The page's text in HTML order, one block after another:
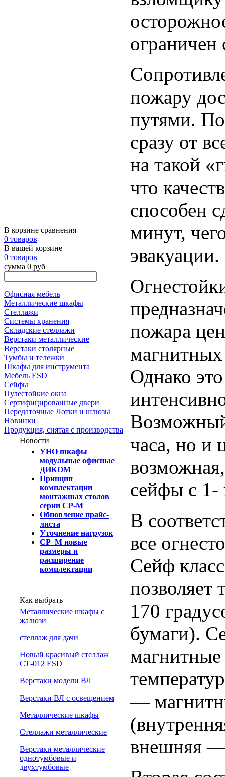
В корзине сравнения
0 товаров
В вашей корзине
0 товаров
сумма 0 руб
Офисная мебель
Металлические шкафы
Стеллажи
Системы хранения
Складские стеллажи
Верстаки металлические
Верстаки столярные
Тумбы и тележки
Шкафы для инструмента
Мебель ESD
Сейфы
Пулестойкие окна
Сертифицированные двери
Передаточные Лотки и шлюзы
Новинки
Продукция, снятая с производства
Новости
УНО шкафы
модульные офисные
ДИКОМ
Принцип
комплектации
монтажных столов
серии СР-М
Обновление прайс-
листа
Уточнение нагрузок
СР_М новые
размеры и
расширение
комплектации
Как выбрать
Металлические шкафы с
жалюзи
cтеллаж для дачи
Новый красивый стеллаж
СТ-012 ESD
Верстаки модели ВЛ
Верстаки ВЛ с освещением
Металлические шкафы
Стеллажи металлические
Верстаки металлические
однотумбовые и
двухтумбовые
ограничен
пожару
путями.
сразу от
на такой
что
способен
минут,
эвакуации.
пожара
Однако
часа, но и
сейфы с 1-
В
все
Сейф
позволяет
170
бумаги).
магнитные
—
внешняя —